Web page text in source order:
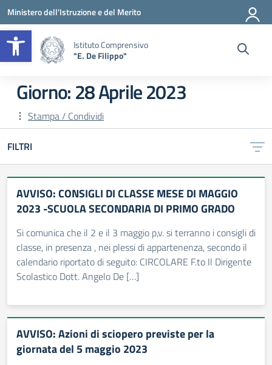
Apri la barra degli strumenti
Vai ai contenuti
Vai al menu di navigazione
Vai al footer
Ministero dell'Istruzione e del Merito
Istituto Comprensivo
"E. De Filippo"
Giorno:28 Aprile 2023
Stampa / Condividi
FILTRI
AVVISO: CONSIGLI DI CLASSE MESE DI MAGGIO
2023 -SCUOLA SECONDARIA DI PRIMO GRADO
Si comunica che il 2 e il 3 maggio p,v. si terranno i consigli di
classe, in presenza , nei plessi di appartenenza, secondo il
calendario riportato di seguito: CIRCOLARE F.to Il Dirigente
Scolastico Dott. Angelo De […]
AVVISO: Azioni di sciopero previste per la
giornata del 5 maggio 2023